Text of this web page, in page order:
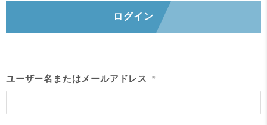
ログイン
ユーザー名またはメールアドレス *